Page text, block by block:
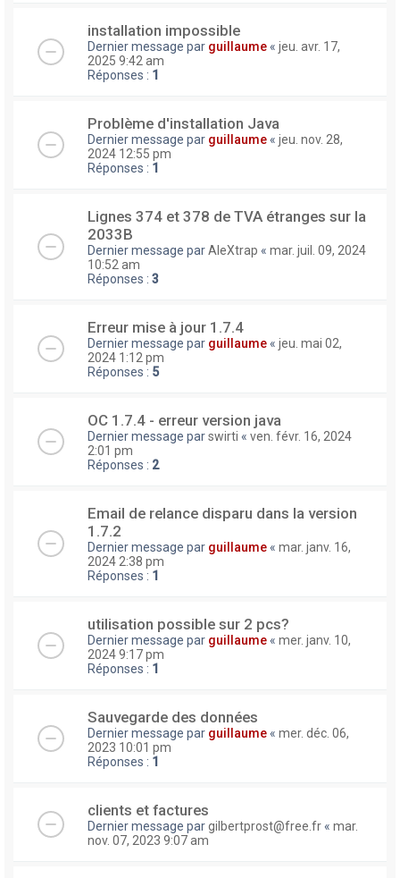
installation impossible
Dernier message par guillaume « jeu. avr. 17,
2025 9:42 am
Réponses : 1
Problème d'installation Java
Dernier message par guillaume « jeu. nov. 28,
2024 12:55 pm
Réponses : 1
Lignes 374 et 378 de TVA étranges sur la
2033B
Dernier message parAleXtrap « mar. juil. 09, 2024
10:52 am
Réponses : 3
Erreur mise à jour 1.7.4
Dernier message par guillaume « jeu. mai 02,
2024 1:12 pm
Réponses : 5
OC 1.7.4 - erreur version java
Dernier message parswirti « ven. févr. 16, 2024
2:01 pm
Réponses : 2
Email de relance disparu dans la version
1.7.2
Dernier message par guillaume « mar. janv. 16,
2024 2:38 pm
Réponses : 1
utilisation possible sur 2 pcs?
Dernier message par guillaume « mer. janv. 10,
2024 9:17 pm
Réponses : 1
Sauvegarde des données
Dernier message par guillaume « mer. déc. 06,
2023 10:01 pm
Réponses : 1
clients et factures
Dernier message pargilbertprost@free.fr « mar.
nov. 07, 2023 9:07 am